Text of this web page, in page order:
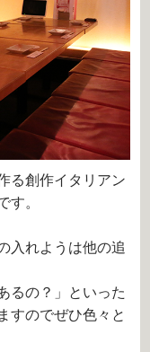
る創作イタリアン
す。
入れようは他の追
るの？」といった
すのでぜひ色々と